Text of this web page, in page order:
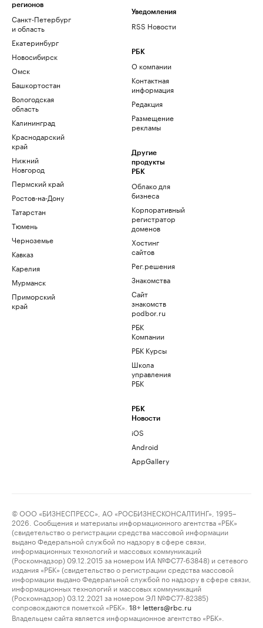
регионов
Санкт-Петербург
и область
Екатеринбург
Новосибирск
Омск
Башкортостан
Вологодская
область
Калининград
Краснодарский
край
Нижний
Новгород
Пермский край
Ростов-на-Дону
Татарстан
Тюмень
Черноземье
Кавказ
Карелия
Мурманск
Приморский
край
Уведомления
RSS Новости
РБК
О компании
Контактная
информация
Редакция
Размещение
рекламы
Другие
продукты
РБК
Облако для
бизнеса
Корпоративный
регистратор
доменов
Хостинг
сайтов
Рег.решения
Знакомства
Сайт
знакомств
podbor.ru
РБК
Компании
РБК Курсы
Школа
управления
РБК
РБК
Новости
iOS
Android
AppGallery
© ООО «БИЗНЕСПРЕСС», АО «РОСБИЗНЕСКОНСАЛТИНГ», 1995–
2026. Сообщения и материалы информационного агентства «РБК»
(свидетельство о регистрации средства массовой информации
выдано Федеральной службой по надзору в сфере связи,
информационных технологий и массовых коммуникаций
(Роскомнадзор) 09.12.2015 за номером ИА №ФС77-63848) и сетевого
издания «РБК» (свидетельство о регистрации средства массовой
информации выдано Федеральной службой по надзору в сфере связи,
информационных технологий и массовых коммуникаций
(Роскомнадзор) 03.12.2021 за номером ЭЛ №ФС77-82385)
сопровождаются пометкой «РБК».
18+ letters@rbc.ru
Владельцем сайта является информационное агентство «РБК».